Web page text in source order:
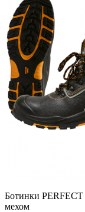
Ботинки
мехом